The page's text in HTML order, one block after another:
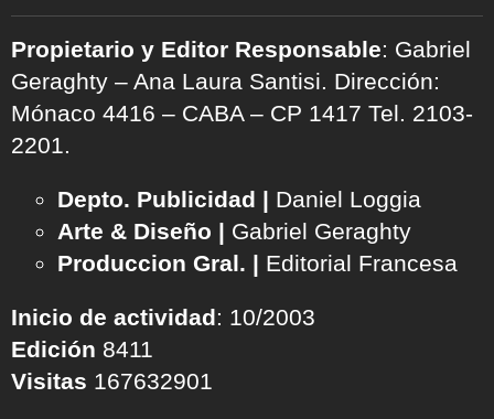
Propietario y Editor Responsable: Gabriel
Geraghty – Ana Laura Santisi. Dirección:
Mónaco 4416 – CABA – CP 1417 Tel. 2103-
2201.
Depto. Publicidad | Daniel Loggia
Arte & Diseño | Gabriel Geraghty
Produccion Gral. | Editorial Francesa
Inicio de actividad: 10/2003
Edición 8411
Visitas 167632901